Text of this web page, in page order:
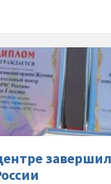
центре-
по-
спорту-